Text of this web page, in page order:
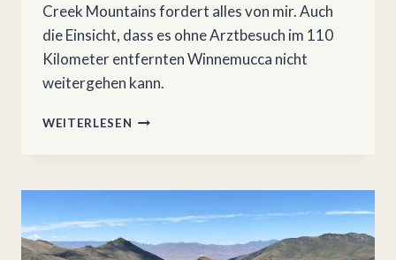
Creek Mountains fordert alles von mir. Auch
die Einsicht, dass es ohne Arztbesuch im 110
Kilometer entfernten Winnemucca nicht
weitergehen kann.
WEITERLESEN OREGON
DENIO
MCDERMITT,
NV